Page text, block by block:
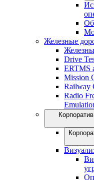
Железные
Drive
ERTMS
Mission
Railway
Radio